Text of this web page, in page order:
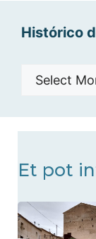
Histórico
Histórico
Et pot